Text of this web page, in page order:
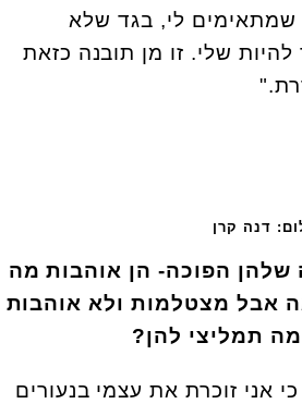
לי, בגד שלא
שלי. זו מן תובנה כזאת
דנה קרן
שלהן הפוכה- הן אוהבות מה
אבל מצטלמות ולא אוהבות
תמליצי להן?
אני זוכרת את עצמי בנעורים